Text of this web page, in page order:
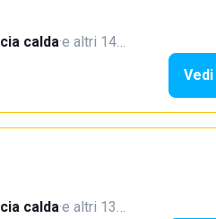
calda·e altri 14…
calda·e altri 13…